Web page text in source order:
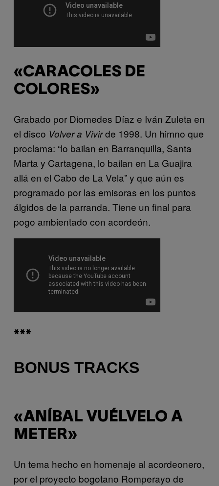
«CARACOLES DE
COLORES»
Grabado por Diomedes Díaz e Iván Zuleta en
el disco Volver a Vivirde 1998. Un himno que
proclama: “lo bailan en Barranquilla, Santa
Marta y Cartagena, lo bailan en La Guajira
allá en el Cabo de La Vela” y que aún es
programado por las emisoras en los puntos
álgidos de la parranda. Tiene un final para
pogo ambientado con acordeón.
***
BONUS TRACKS
«ANÍBAL VUÉLVELO A
METER»
Un tema hecho en homenaje al acordeonero,
por el proyecto bogotano Romperayo de